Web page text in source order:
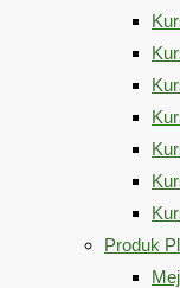
Produk